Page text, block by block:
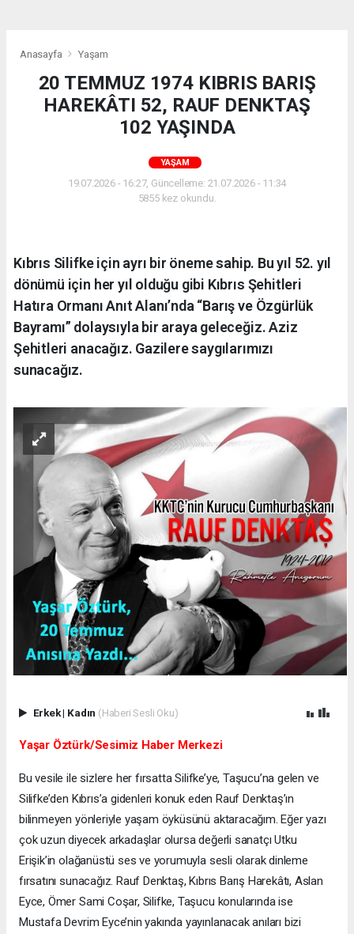
Anasayfa Yaşam
20 TEMMUZ 1974 KIBRIS BARIŞ
HAREKÂTI 52, RAUF DENKTAŞ
102 YAŞINDA
YAŞAM
19.07.2026 - 16:27, Güncelleme: 21.07.2026 - 11:34
5855 kez okundu.
Kıbrıs Silifke için ayrı bir öneme sahip. Bu yıl 52. yıl
dönümü için her yıl olduğu gibi Kıbrıs Şehitleri
Hatıra Ormanı Anıt Alanı’nda “Barış ve Özgürlük
Bayramı” dolaysıyla bir araya geleceğiz. Aziz
Şehitleri anacağız. Gazilere saygılarımızı
sunacağız.
Erkek| Kadın (Haberi Sesli Oku)
Yaşar Öztürk/Sesimiz Haber Merkezi
Bu vesile ile sizlere her fırsatta Silifke’ye, Taşucu’na gelen ve
Silifke’den Kıbrıs’a gidenleri konuk eden Rauf Denktaş’ın
bilinmeyen yönleriyle yaşam öyküsünü aktaracağım. Eğer yazı
çok uzun diyecek arkadaşlar olursa değerli sanatçı Utku
Erişik’in olağanüstü ses ve yorumuyla sesli olarak dinleme
fırsatını sunacağız. Rauf Denktaş, Kıbrıs Barış Harekâtı, Aslan
Eyce, Ömer Sami Coşar, Silifke, Taşucu konularında ise
Mustafa Devrim Eyce’nin yakında yayınlanacak anıları bizi